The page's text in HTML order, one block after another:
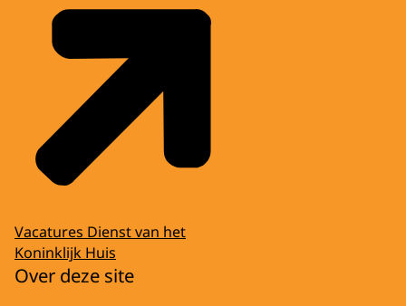
Vacatures Dienst van het
Koninklijk Huis
Over deze site